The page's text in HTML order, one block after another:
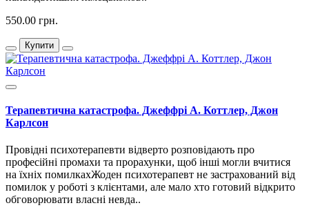
550.00 грн.
Купити
Терапевтична катастрофа. Джеффрі А. Коттлер, Джон
Карлсон
Провідні психотерапевти відверто розповідають про
професійні промахи та прорахунки, щоб інші могли вчитися
на їхніх помилкахЖоден психотерапевт не застрахований від
помилок у роботі з клієнтами, але мало хто готовий відкрито
обговорювати власні невда..